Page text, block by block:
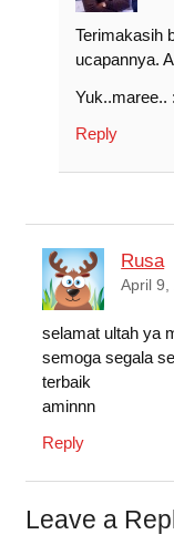
Terimakasih
ucapannya.
Yuk..maree..
Reply
Rusa
April 9,
selamat ultah ya
semoga segala
terbaik
aminnn
Reply
Leave a